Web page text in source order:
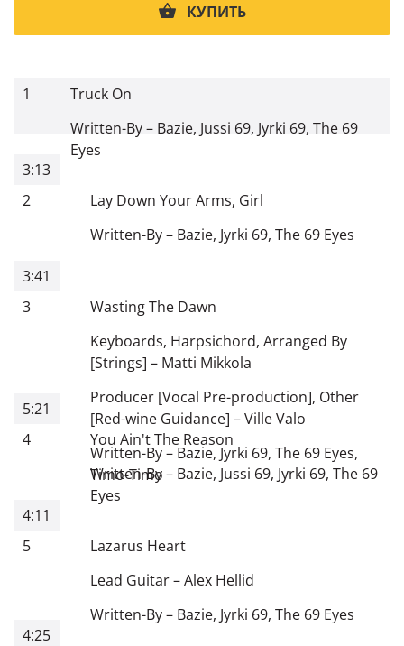
КУПИТЬ
1
Truck On
Written-By– Bazie, Jussi 69, Jyrki 69, The 69
Eyes
3:13
2
Lay Down Your Arms, Girl
Written-By– Bazie, Jyrki 69, The 69 Eyes
3:41
3
Wasting The Dawn
Keyboards, Harpsichord, Arranged By
[Strings] – Matti Mikkola
Producer [Vocal Pre-production], Other
[Red-wine Guidance] –Ville Valo
Written-By– Bazie, Jyrki 69, The 69 Eyes,
Timo-Timo
5:21
4
You Ain't The Reason
Written-By– Bazie, Jussi 69, Jyrki 69, The 69
Eyes
4:11
5
Lazarus Heart
Lead Guitar–Alex Hellid
Written-By– Bazie, Jyrki 69, The 69 Eyes
4:25